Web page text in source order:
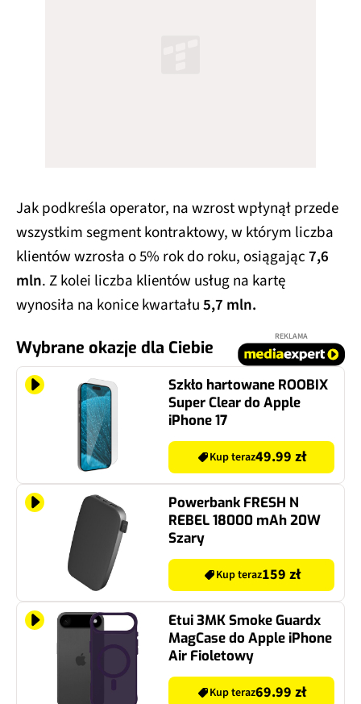
Jak podkreśla operator, na wzrost wpłynął przede
wszystkim segment kontraktowy, w którym liczba
klientów wzrosła o 5% rok do roku, osiągając7,6
mln. Z kolei liczba klientów usług na kartę
wynosiła na konice kwartału5,7 mln.
Wybrane okazje dla Ciebie
REKLAMA
Szkło hartowane ROOBIX
Super Clear do Apple
iPhone 17
Kup teraz49.99 zł
Powerbank FRESH N
REBEL 18000 mAh 20W
Szary
Kup teraz159 zł
Etui 3MK Smoke Guardx
MagCase do Apple iPhone
Air Fioletowy
Kup teraz69.99 zł